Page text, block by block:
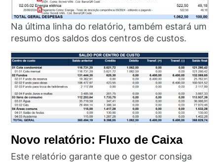
Na última linha do relatório, também estará um
resumo dos saldos dos centros de custos.
Novo relatório: Fluxo de Caixa
Este relatório garante que o gestor consiga